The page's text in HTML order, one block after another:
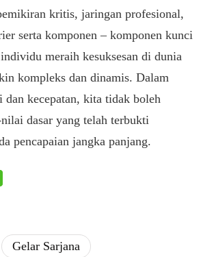
kritis, jaringan profesional,
serta komponen – komponen kunci
meraih kesuksesan di dunia
kompleks dan dinamis. Dalam
dan kecepatan, kita tidak boleh
dasar yang telah terbukti
pencapaian jangka panjang.
Gelar Sarjana